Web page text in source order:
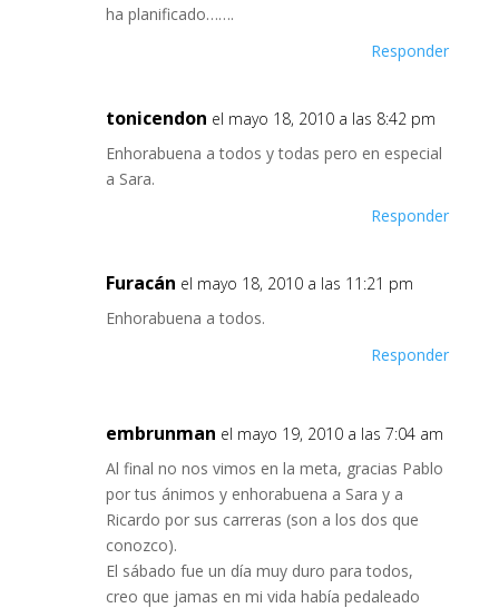
ha planificado…….
Responder
tonicendon el mayo 18, 2010 a las 8:42 pm
Enhorabuena a todos y todas pero en especial
a Sara.
Responder
Furacán el mayo 18, 2010 a las 11:21 pm
Enhorabuena a todos.
Responder
embrunman el mayo 19, 2010 a las 7:04 am
Al final no nos vimos en la meta, gracias Pablo
por tus ánimos y enhorabuena a Sara y a
Ricardo por sus carreras (son a los dos que
conozco).
El sábado fue un día muy duro para todos,
creo que jamas en mi vida había pedaleado